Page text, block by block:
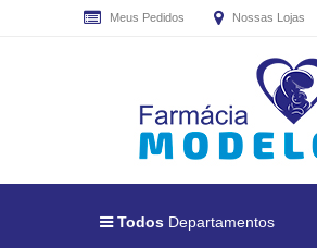
Meus Pedidos Nossas Lojas
Todos Departamentos
CADASTRE
SEU
MAIL
E
TODAS